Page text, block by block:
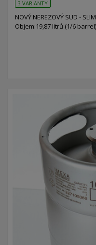
3 VARIANTY
NOVÝ NEREZOVÝ SUD -
Objem:19,87 litrů (1/6